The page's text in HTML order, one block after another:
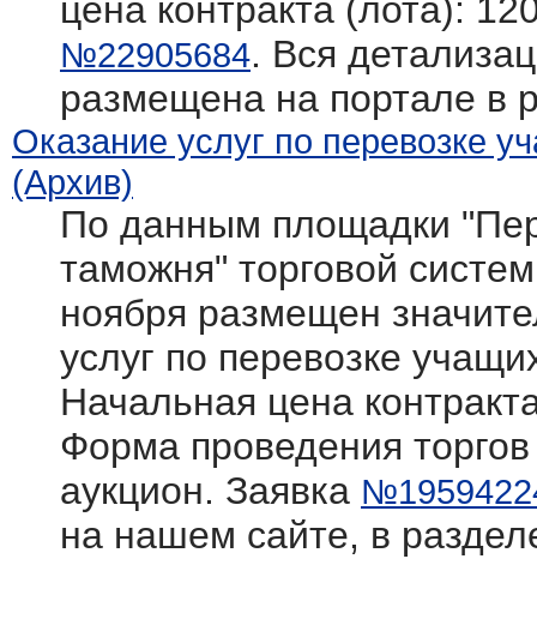
цена контракта (лота):
№22905684. Вся
размещена на портале в
Оказание услуг по перевозке
(Архив)
По данным площадки
таможня" торговой
ноября размещен
услуг по перевозке
Начальная цена
Форма проведения
аукцион. Заявка
на нашем сайте, в